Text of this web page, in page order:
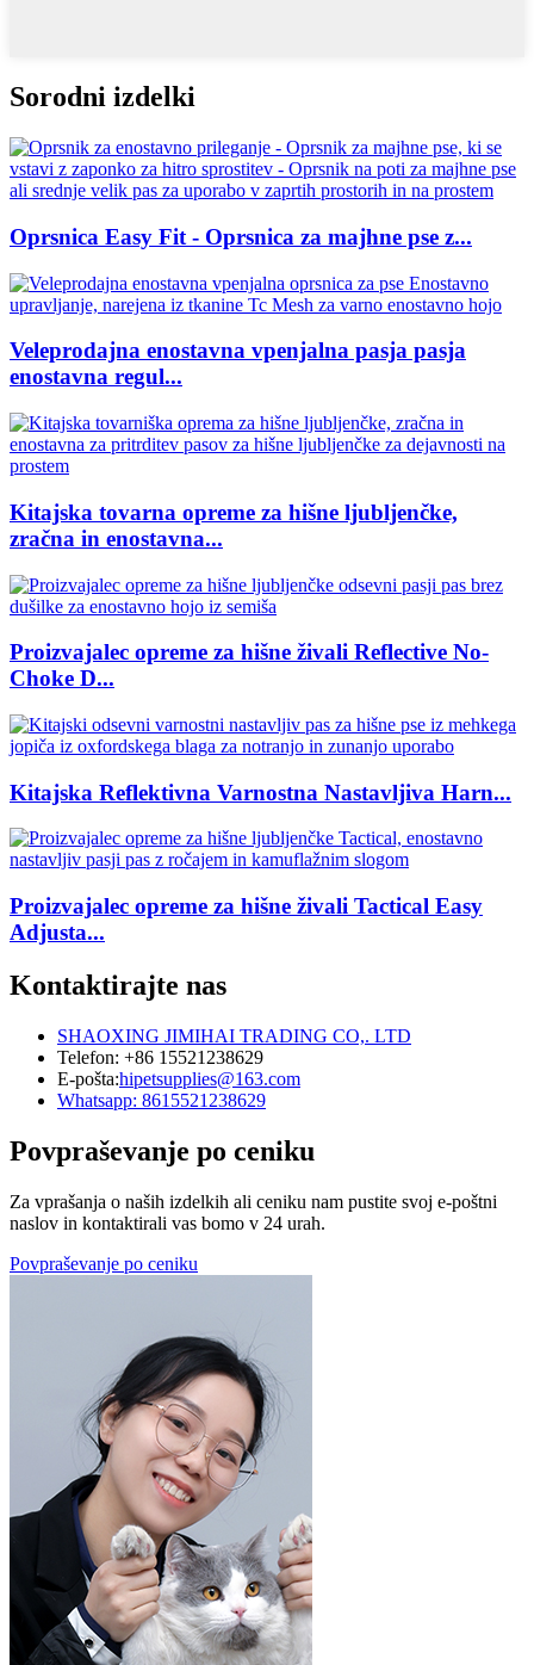
Sorodni izdelki
Oprsnica Easy Fit - Oprsnica za majhne pse z...
Veleprodajna enostavna vpenjalna pasja pasja
enostavna regul...
Kitajska tovarna opreme za hišne ljubljenčke,
zračna in enostavna...
Proizvajalec opreme za hišne živali Reflective No-
Choke D...
Kitajska Reflektivna Varnostna Nastavljiva Harn...
Proizvajalec opreme za hišne živali Tactical Easy
Adjusta...
Kontaktirajte nas
SHAOXING JIMIHAI TRADING CO,. LTD
Telefon: +86 15521238629
E-pošta:hipetsupplies@163.com
Whatsapp: 8615521238629
Povpraševanje po ceniku
Za vprašanja o naših izdelkih ali ceniku nam pustite svoj e-poštni
naslov in kontaktirali vas bomo v 24 urah.
Povpraševanje po ceniku